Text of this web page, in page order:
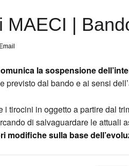
MAECI |
Email
la sospensione
previsto dal bando e ai sensi
tirocini in oggetto a partire dal
di salvaguardare le attuali
sulla base